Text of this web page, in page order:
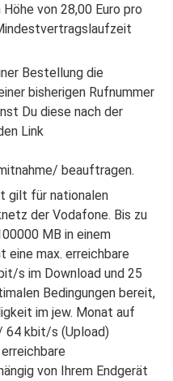
von 28,00 Euro pro
Bestellung die
bisherigen Rufnummer
Du diese nach der
Link
beauftragen.
gilt für nationalen
der Vodafone. Bis zu
MB in einem
eine max. erreichbare
s im Download und 25
Bedingungen bereit,
im jew. Monat auf
64 kbit/s (Upload)
von Ihrem Endgerät